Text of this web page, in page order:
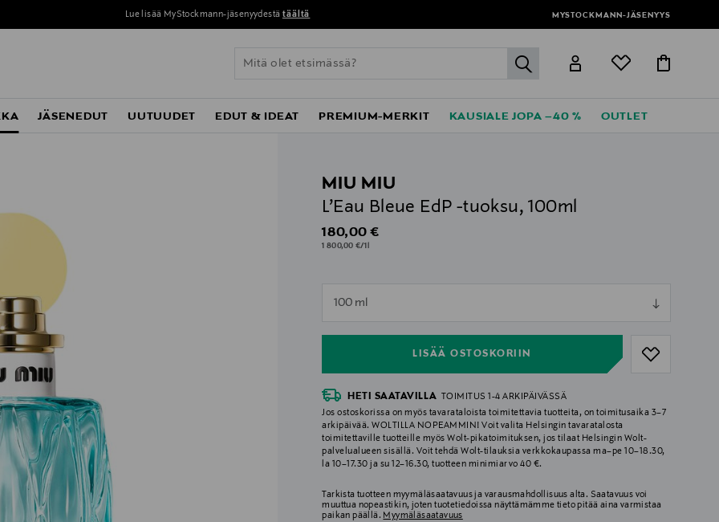
Lue lisää MyStockmann-jäsenyydestä täältä MYSTOCKMANN-JÄSENYYS
label.header.go
JÄSENEDUT UUTUUDET EDUT & IDEAT PREMIUM-MERKIT KAUSIALE JOPA –40 % OUTLET
MIU MIU
L’Eau Bleue EdP -tuoksu, 100ml
Original Price
180,00 €
1 800,00 €/1l
100 ml
LISÄÄ OSTOSKORIIN
null
HETI SAATAVILLA
TOIMITUS 1-4 ARKIPÄIVÄSSÄ
Jos ostoskorissa on myös tavarataloista toimitettavia tuotteita, on toimitusaika 3–7
arkipäivää. WOLTILLA NOPEAMMIN! Voit valita Helsingin tavaratalosta
toimitettaville tuotteille myös Wolt-pikatoimituksen, jos tilaat Helsingin Wolt-
palvelualueen sisällä. Voit tehdä Wolt-tilauksia verkkokaupassa ma–pe 10–18.30,
la 10–17.30 ja su 12–16.30, tuotteen minimiarvo 40 €.
Tarkista tuotteen myymäläsaatavuus ja varausmahdollisuus alta. Saatavuus voi
muuttua nopeastikin, joten tuotetiedoissa näyttämämme tieto pitää aina varmistaa
paikan päällä. Myymäläsaatavuus